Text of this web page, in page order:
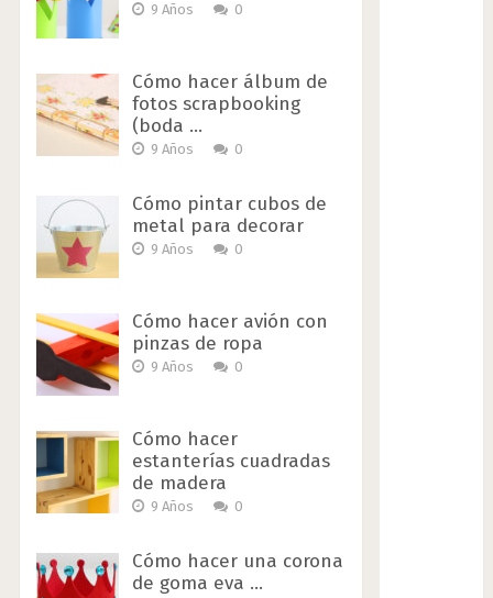
9 Años 0
Cómo hacer álbum de
fotos scrapbooking
(boda …
9 Años 0
Cómo pintar cubos de
metal para decorar
9 Años 0
Cómo hacer avión con
pinzas de ropa
9 Años 0
Cómo hacer
estanterías cuadradas
de madera
9 Años 0
Cómo hacer una corona
de goma eva …